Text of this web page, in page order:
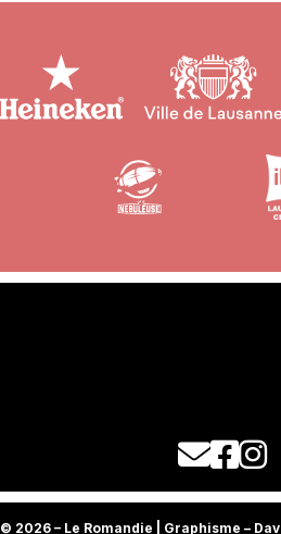
nous écrire
notre
© 2026 – Le Romandie | Graphisme –